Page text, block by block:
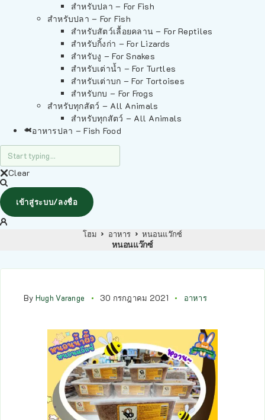
สำหรับปลา – For Fish
สำหรับปลา – For Fish
สำหรับสัตว์เลื้อยคลาน – For Reptiles
สำหรับกิ้งก่า – For Lizards
สำหรับงู – For Snakes
สำหรับเต่าน้ำ – For Turtles
สำหรับเต่าบก – For Tortoises
สำหรับกบ – For Frogs
สำหรับทุกสัตว์ – All Animals
สำหรับทุกสัตว์ – All Animals
อาหารปลา – Fish Food
Clear
เข้าสู่ระบบ/ลงชื่อ
โฮม อาหาร หนอนแว๊กซ์
หนอนแว๊กซ์
By Hugh Varange 30 กรกฎาคม 2021 อาหาร